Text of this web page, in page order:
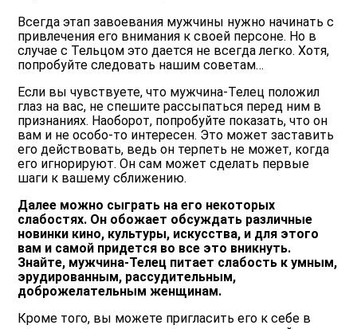
Всегда этап завоевания мужчины нужно начинать с
привлечения его внимания к своей персоне. Но в
случае с Тельцом это дается не всегда легко. Хотя,
попробуйте следовать нашим советам…
Если вы чувствуете, что мужчина-Телец положил
глаз на вас, не спешите рассыпаться перед ним в
признаниях. Наоборот, попробуйте показать, что он
вам и не особо-то интересен. Это может заставить
его действовать, ведь он терпеть не может, когда
его игнорируют. Он сам может сделать первые
шаги к вашему сближению.
Далее можно сыграть на его некоторых
слабостях. Он обожает обсуждать различные
новинки кино, культуры, искусства, и для этого
вам и самой придется во все это вникнуть.
Знайте, мужчина-Телец питает слабость к умным,
эрудированным, рассудительным,
доброжелательным женщинам.
Кроме того, вы можете пригласить его к себе в